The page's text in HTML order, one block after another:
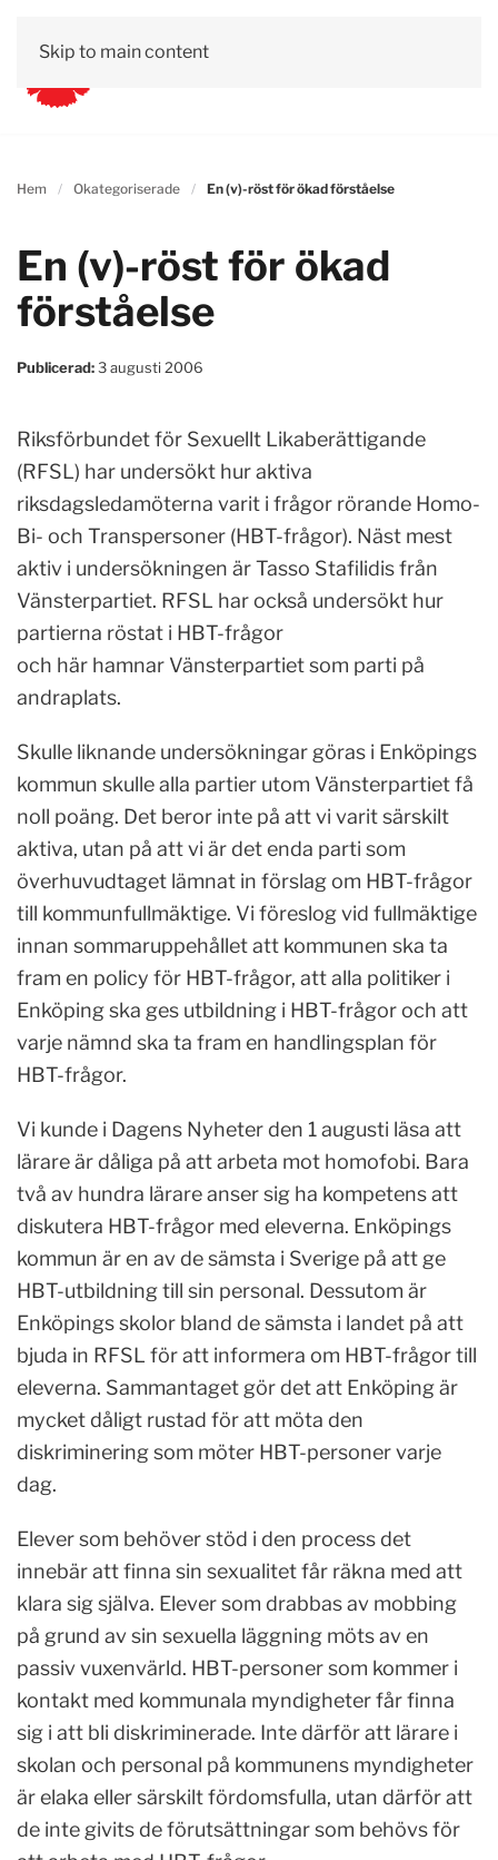
Skip to main content
Hem Okategoriserade En (v)-röst för ökad förståelse
En (v)-röst för ökad
förståelse
Publicerad:3 augusti 2006
Riksförbundet för Sexuellt Likaberättigande
(RFSL) har undersökt hur aktiva
riksdagsledamöterna varit i frågor rörande Homo-
Bi- och Transpersoner (HBT-frågor). Näst mest
aktiv i undersökningen är Tasso Stafilidis från
Vänsterpartiet. RFSL har också undersökt hur
partierna röstat i HBT-frågor
och här hamnar Vänsterpartiet som parti på
andraplats.
Skulle liknande undersökningar göras i Enköpings
kommun skulle alla partier utom Vänsterpartiet få
noll poäng. Det beror inte på att vi varit särskilt
aktiva, utan på att vi är det enda parti som
överhuvudtaget lämnat in förslag om HBT-frågor
till kommunfullmäktige. Vi föreslog vid fullmäktige
innan sommaruppehållet att kommunen ska ta
fram en policy för HBT-frågor, att alla politiker i
Enköping ska ges utbildning i HBT-frågor och att
varje nämnd ska ta fram en handlingsplan för
HBT-frågor.
Vi kunde i Dagens Nyheter den 1 augusti läsa att
lärare är dåliga på att arbeta mot homofobi. Bara
två av hundra lärare anser sig ha kompetens att
diskutera HBT-frågor med eleverna. Enköpings
kommun är en av de sämsta i Sverige på att ge
HBT-utbildning till sin personal. Dessutom är
Enköpings skolor bland de sämsta i landet på att
bjuda in RFSL för att informera om HBT-frågor till
eleverna. Sammantaget gör det att Enköping är
mycket dåligt rustad för att möta den
diskriminering som möter HBT-personer varje
dag.
Elever som behöver stöd i den process det
innebär att finna sin sexualitet får räkna med att
klara sig själva. Elever som drabbas av mobbing
på grund av sin sexuella läggning möts av en
passiv vuxenvärld. HBT-personer som kommer i
kontakt med kommunala myndigheter får finna
sig i att bli diskriminerade. Inte därför att lärare i
skolan och personal på kommunens myndigheter
är elaka eller särskilt fördomsfulla, utan därför att
de inte givits de förutsättningar som behövs för